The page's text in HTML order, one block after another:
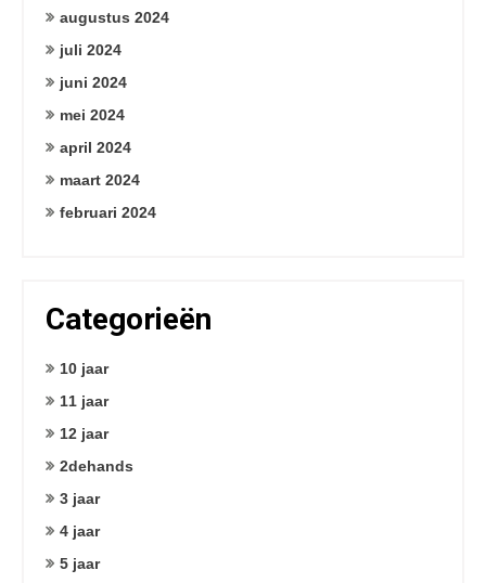
augustus 2024
juli 2024
juni 2024
mei 2024
april 2024
maart 2024
februari 2024
Categorieën
10 jaar
11 jaar
12 jaar
2dehands
3 jaar
4 jaar
5 jaar